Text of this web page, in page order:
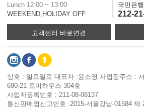
Lunch 12:00 ~ 13:00
WEEKEND,HOLIDAY OFF
국민은
212-
고객센터 바로연결
상호 : 일로일로 대표자 :윤소영 사업장주소 :
690-21 토미하우스 304호
사업자등록번호 : 211-08-08137
통신판매업신고번호 :2015-서울강남-01584 제